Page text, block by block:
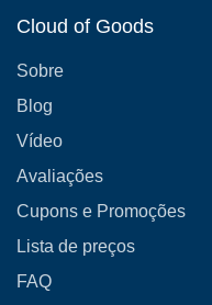
Cloud of Goods
Sobre
Blog
Vídeo
Avaliações
Cupons e Promoções
Lista de preços
FAQ